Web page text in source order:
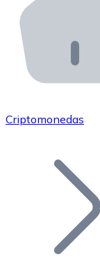
Integra un
Bitnovo API
Integra
Únete a
Añade tu
Criptomonedas